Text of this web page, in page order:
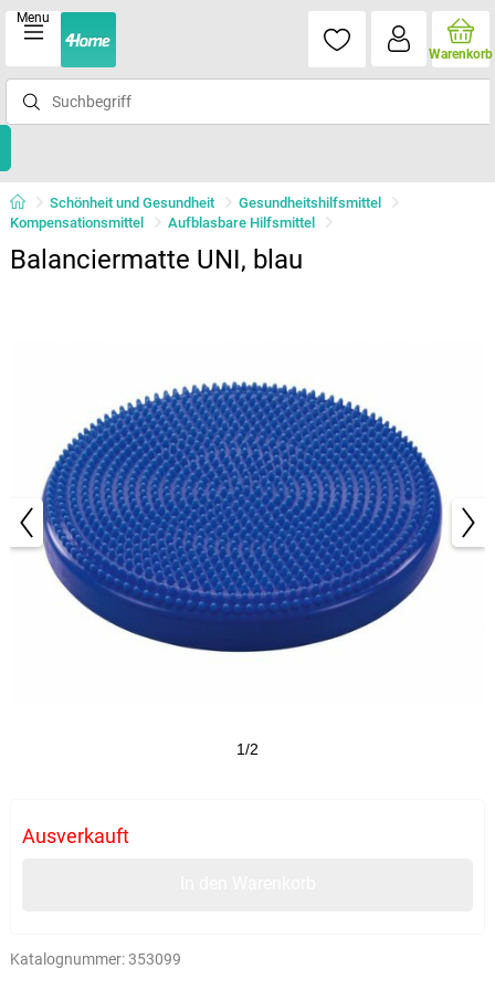
Menu
Warenkorb
Schönheit und Gesundheit
Gesundheitshilfsmittel
Kompensationsmittel
Aufblasbare Hilfsmittel
Balanciermatte UNI, blau
1/2
Ausverkauft
Katalognummer:353099